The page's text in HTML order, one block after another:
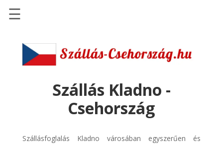
Szállások
Szállásinfo.eu
pénzvisszatérítéssel
☰
Szállás Kladno -
Csehország
Szállásfoglalás Kladno városában egyszerűen és